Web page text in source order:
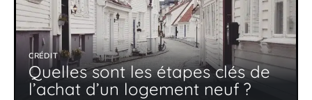
CRÉDIT
Quelles sont les étapes clés de
l’achat d’un logement neuf ?